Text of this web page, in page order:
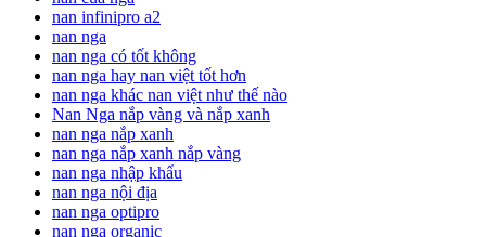
nan infinipro a2
nan nga
nan nga có tốt không
nan nga hay nan việt tốt hơn
nan nga khác nan việt như thế nào
Nan Nga nắp vàng và nắp xanh
nan nga nắp xanh
nan nga nắp xanh nắp vàng
nan nga nhập khẩu
nan nga nội địa
nan nga optipro
nan nga organic